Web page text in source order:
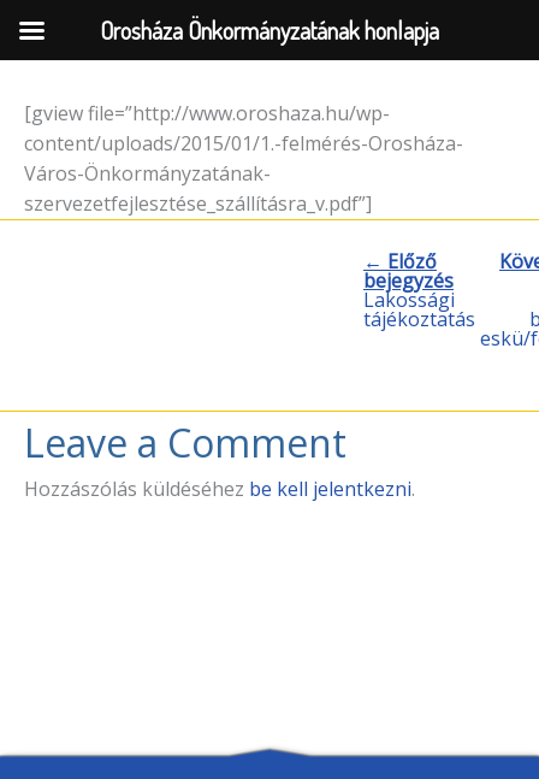
Skip
content
[gview file=”http://www.oroshaza.hu/wp-
content/uploads/2015/01/1.-felmérés-Orosháza-
Város-Önkormányzatának-
szervezetfejlesztése_szállításra_v.pdf”]
← Előző
bejegyzés
Lakossági
tájékoztatás
eskü/
Leave a Comment
Hozzászólás küldéséhez be kell jelentkezni.
Orosháza Önkormányzatának honlapja